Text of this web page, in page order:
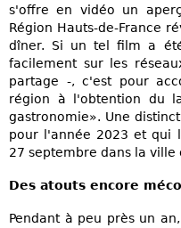
s'offre en vidéo un
Région Hauts-de-France
dîner. Si un tel film a
facilement sur les
partage -, c'est pour
région à l'obtention du
gastronomie». Une
pour l'année 2023 et qui
27 septembre dans la ville
Des atouts encore
Pendant à peu près un